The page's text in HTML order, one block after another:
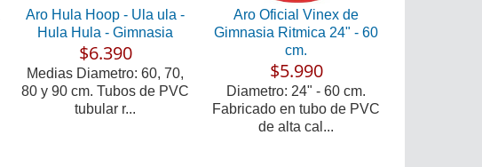
Aro Hula Hoop - Ula ula -
Hula Hula - Gimnasia
$6.390
Medias Diametro: 60, 70,
80 y 90 cm. Tubos de PVC
tubular r...
Aro Oficial Vinex de
Gimnasia Ritmica 24" - 60
cm.
$5.990
Diametro: 24" - 60 cm.
Fabricado en tubo de PVC
de alta cal...